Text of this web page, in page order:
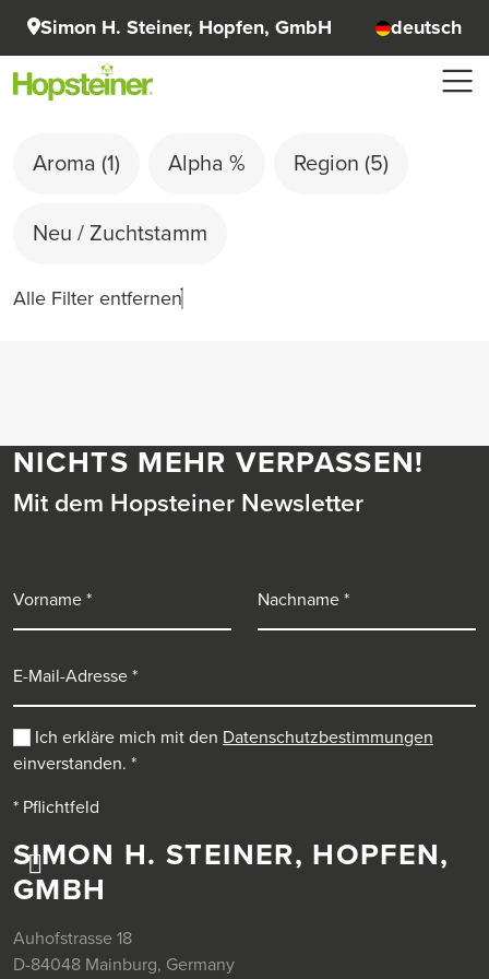
Simon H. Steiner, Hopfen, GmbH deutsch
Aroma (1) Alpha % Region (5)
Neu / Zuchtstamm
Alle Filter entfernen
SIMON H. STEINER, HOPFEN,
GMBH
Auhofstrasse 18
D-84048 Mainburg, Germany
NICHTS MEHR VERPASSEN!
Mit dem Hopsteiner Newsletter
Ich erkläre mich mit den Datenschutzbestimmungen
einverstanden. *
* Pflichtfeld